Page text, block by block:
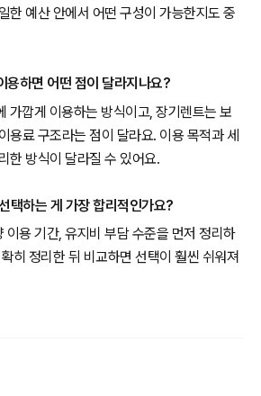
한 예산 안에서 어떤 구성이 가능한지도 중
용하면 어떤 점이 달라지나요?
가깝게 이용하는 방식이고, 장기렌트는 보
용료 구조라는 점이 달라요. 이용 목적과 세
한 방식이 달라질 수 있어요.
택하는 게 가장 합리적인가요?
이용 기간, 유지비 부담 수준을 먼저 정리하
히 정리한 뒤 비교하면 선택이 훨씬 쉬워져